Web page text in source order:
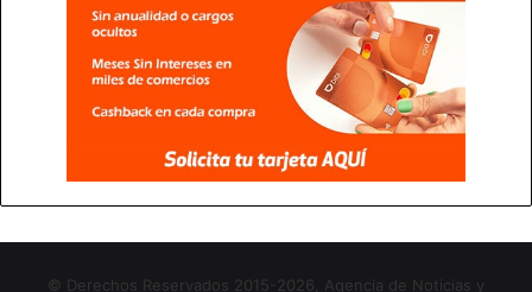
© Derechos Reservados 2015-2026, Agencia de Noticias y